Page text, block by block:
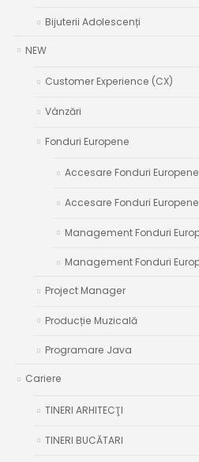
Bijuterii Adolescenți
NEW
Customer Experience (CX)
Vânzări
Fonduri Europene
Accesare Fonduri
Accesare Fonduri
Management Fonduri
Management Fonduri
Project Manager
Producție Muzicală
Programare Java
Cariere
TINERI ARHITECŢI
TINERI BUCĂTARI